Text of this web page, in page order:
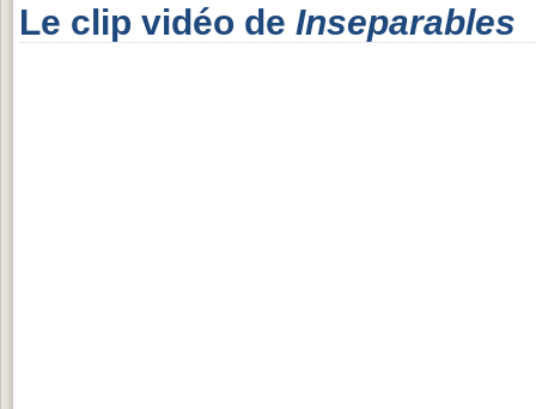
Le clip vidéo de Inseparables